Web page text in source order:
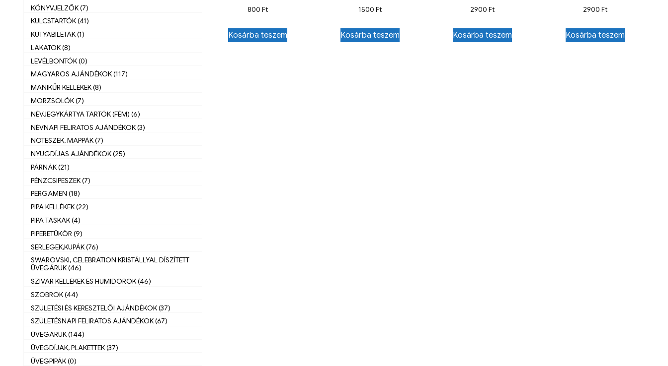
800 Ft
Kosárba teszem
1500Ft
Kosárba teszem
2900Ft
Kosárba teszem
2900 Ft
Kosárba teszem
KÖNYVJELZŐK (7)
KULCSTARTÓK (41)
KUTYABILÉTÁK (1)
LAKATOK (8)
LEVÉLBONTÓK (0)
MAGYAROS AJÁNDÉKOK (117)
MANIKŰR KELLÈKEK (8)
MORZSOLÓK (7)
NÉVJEGYKÁRTYA TARTÓK (FÉM) (6)
NÉVNAPI FELIRATOS AJÁNDÉKOK (3)
NOTESZEK, MAPPÁK (7)
NYUGDÍJAS AJÁNDÉKOK (25)
PÁRNÁK (21)
PÉNZCSIPESZEK (7)
PERGAMEN (18)
PIPA KELLÉKEK (22)
PIPA TÁSKÁK (4)
PIPERETÜKÖR (9)
SERLEGEK,KUPÁK (76)
SWAROVSKI, CELEBRATION KRISTÁLLYAL DÍSZÍTETT
ÜVEGÁRUK (46)
SZIVAR KELLÉKEK ÉS HUMIDOROK (46)
SZOBROK (44)
SZÜLETÉSI ÉS KERESZTELŐI AJÁNDÉKOK (37)
SZÜLETÉSNAPI FELIRATOS AJÁNDÉKOK (67)
ÜVEGÁRUK (144)
ÜVEGDÍJAK, PLAKETTEK (37)
ÜVEGPIPÁK (0)